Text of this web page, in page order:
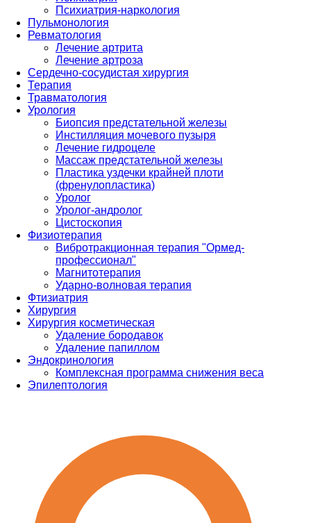
Психиатрия-наркология
Пульмонология
Ревматология
Лечение артрита
Лечение артроза
Сердечно-сосудистая хирургия
Терапия
Травматология
Урология
Биопсия предстательной железы
Инстилляция мочевого пузыря
Лечение гидроцеле
Массаж предстательной железы
Пластика уздечки крайней плоти
(френулопластика)
Уролог
Уролог-андролог
Цистоскопия
Физиотерапия
Вибротракционная терапия "Ормед-
профессионал"
Магнитотерапия
Ударно-волновая терапия
Фтизиатрия
Хирургия
Хирургия косметическая
Удаление бородавок
Удаление папиллом
Эндокринология
Комплексная программа снижения веса
Эпилептология